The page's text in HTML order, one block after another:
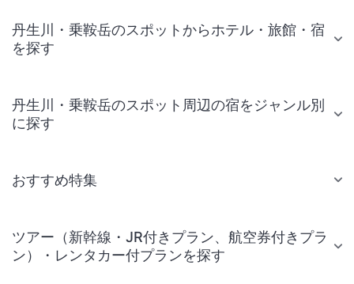
丹生川・乗鞍岳のスポットからホテル・旅館・宿
を探す
丹生川・乗鞍岳のスポット周辺の宿をジャンル別
に探す
おすすめ特集
ツアー（新幹線・JR付きプラン、航空券付きプラ
ン）・レンタカー付プランを探す